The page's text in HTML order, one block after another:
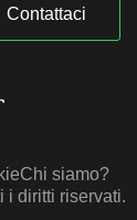
Contattaci
Chi siamo?
i diritti riservati.